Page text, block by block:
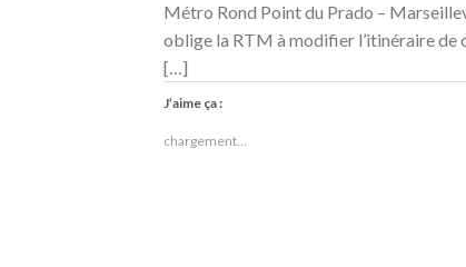
Métro Rond Point du Prado –
oblige la RTM à modifier l’itinéraire de
[…]
J’aime ça :
chargement…